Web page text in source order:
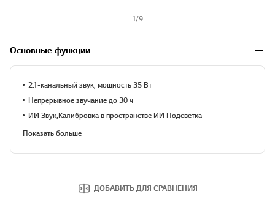
1/9
Основные функции
2.1-канальный звук, мощность 35 Вт
Непрерывное звучание до 30 ч
ИИ Звук,Калибровка в пространстве ИИ Подсветка
Показать больше
ДОБАВИТЬ ДЛЯ СРАВНЕНИЯ